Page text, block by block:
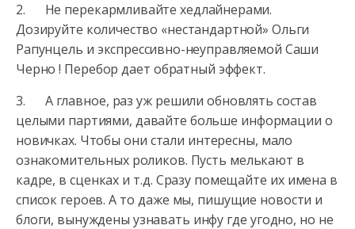
2. Не перекармливайте хедлайнерами.
Дозируйте количество «нестандартной» Ольги
Рапунцель и экспрессивно-неуправляемой Саши
Черно ! Перебор дает обратный эффект.
3. А главное, раз уж решили обновлять состав
целыми партиями, давайте больше информации о
новичках. Чтобы они стали интересны, мало
ознакомительных роликов. Пусть мелькают в
кадре, в сценках и т.д. Сразу помещайте их имена в
список героев. А то даже мы, пишущие новости и
блоги, вынуждены узнавать инфу где угодно, но не